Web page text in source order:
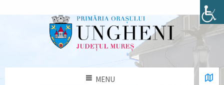
MENU